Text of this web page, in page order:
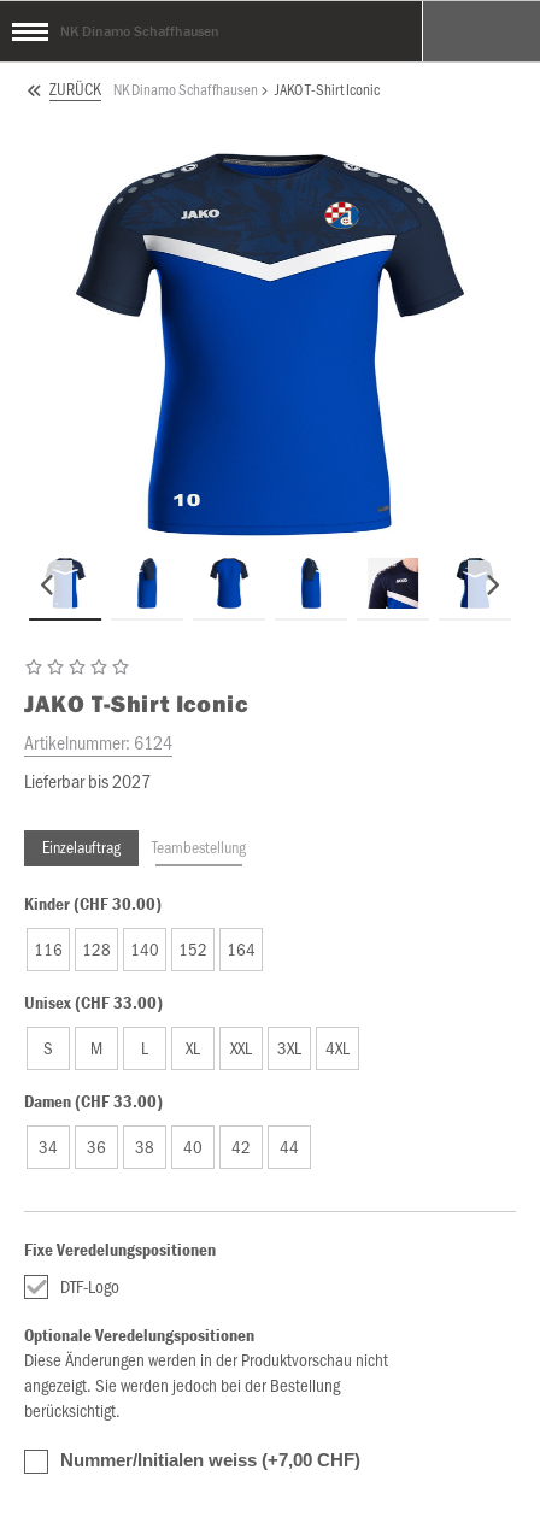
NK Dinamo Schaffhausen
ZURÜCK NK Dinamo Schaffhausen JAKO T-Shirt Iconic
JAKO T-Shirt Iconic
Artikelnummer: 6124
Lieferbar bis 2027
Einzelauftrag Teambestellung
Kinder (CHF 30.00)
116 128 140 152 164
Unisex (CHF 33.00)
S M L XL XXL 3XL 4XL
Damen (CHF 33.00)
34 36 38 40 42 44
Fixe Veredelungspositionen
DTF-Logo
Optionale Veredelungspositionen
Diese Änderungen werden in der Produktvorschau nicht
angezeigt. Sie werden jedoch bei der Bestellung
berücksichtigt.
Nummer/Initialen weiss (+7,00 CHF)